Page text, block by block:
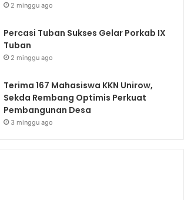
2 minggu ago
Percasi Tuban Sukses Gelar Porkab IX
Tuban
2 minggu ago
Terima 167 Mahasiswa KKN Unirow,
Sekda Rembang Optimis Perkuat
Pembangunan Desa
3 minggu ago